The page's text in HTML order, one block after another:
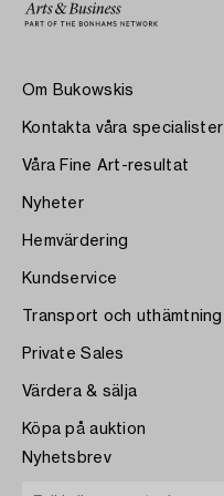
Om Bukowskis
Kontakta våra specialister
Våra Fine Art-resultat
Nyheter
Hemvärdering
Kundservice
Transport och uthämtning
Private Sales
Värdera & sälja
Köpa på auktion
Nyhetsbrev